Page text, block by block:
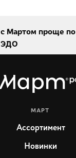
с Мартом проще по
ЭДО
МАРТ
Ассортимент
Новинки